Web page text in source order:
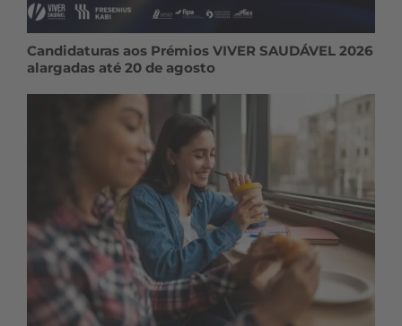
Candidaturas aos Prémios VIVER SAUDÁVEL 2026
alargadas até 20 de agosto